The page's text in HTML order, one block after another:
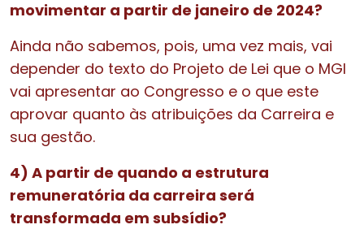
movimentar a partir de janeiro de 2024?
Ainda não sabemos, pois, uma vez mais, vai
depender do texto do Projeto de Lei que o MGI
vai apresentar ao Congresso e o que este
aprovar quanto às atribuições da Carreira e
sua gestão.
4) A partir de quando a estrutura
remuneratória da carreira será
transformada em subsídio?